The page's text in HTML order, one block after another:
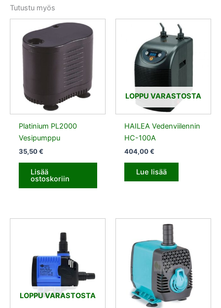
Tutustu myös
Platinium PL2000
Vesipumppu
35,50€
Lisää
ostoskoriin
LOPPU VARASTOSTA
HAILEA Vedenviilennin
HC-100A
404,00€
Lue lisää
LOPPU VARASTOSTA